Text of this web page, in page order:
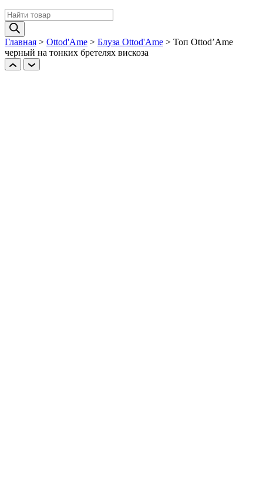
Поиск
товаров
Главная > Ottod'Ame > Блуза Ottod'Ame > Топ Ottod’Ame
черный на тонких бретелях вискоза